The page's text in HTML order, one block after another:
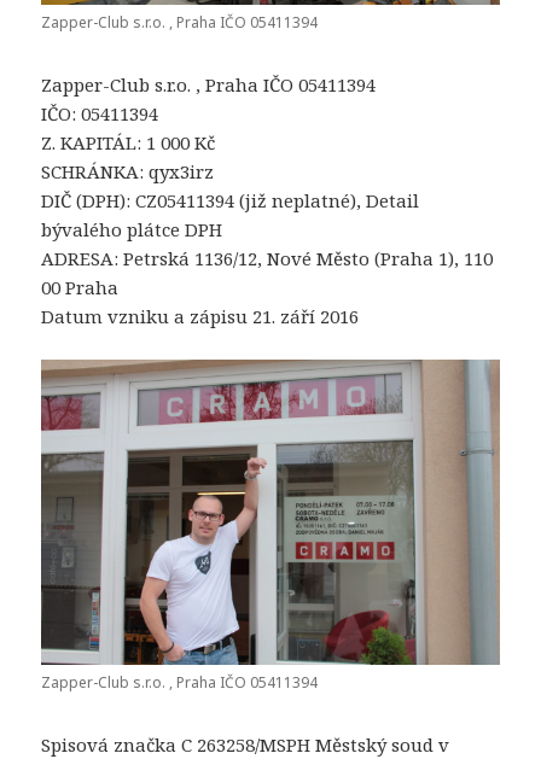
Zapper-Club s.r.o. , Praha IČO 05411394
Zapper-Club s.r.o. , Praha IČO 05411394
IČO: 05411394
Z. KAPITÁL: 1 000 Kč
SCHRÁNKA: qyx3irz
DIČ (DPH): CZ05411394 (již neplatné), Detail
bývalého plátce DPH
ADRESA: Petrská 1136/12, Nové Město (Praha 1), 110
00 Praha
Datum vzniku a zápisu 21. září 2016
Zapper-Club s.r.o. , Praha IČO 05411394
Spisová značka C 263258/MSPH Městský soud v